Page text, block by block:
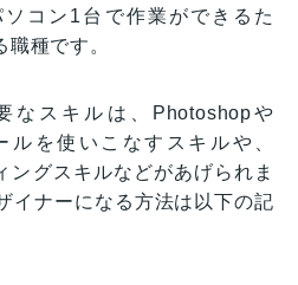
コン1台で作業ができるた
種です。
なスキルは、Photoshopや
ルを使いこなすスキルや、
ングスキルなどがあげられま
イナーになる方法は以下の記